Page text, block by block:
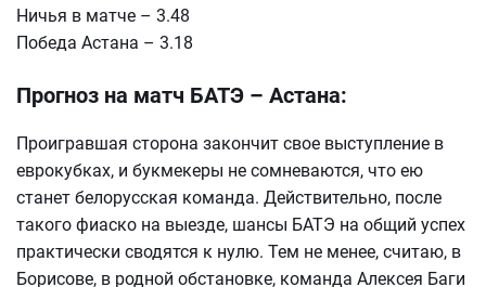
Ничья в матче – 3.48
Победа Астана – 3.18
Прогноз на матч БАТЭ – Астана:
Проигравшая сторона закончит свое выступление в
еврокубках, и букмекеры не сомневаются, что ею
станет белорусская команда. Действительно, после
такого фиаско на выезде, шансы БАТЭ на общий успех
практически сводятся к нулю. Тем не менее, считаю, в
Борисове, в родной обстановке, команда Алексея Баги